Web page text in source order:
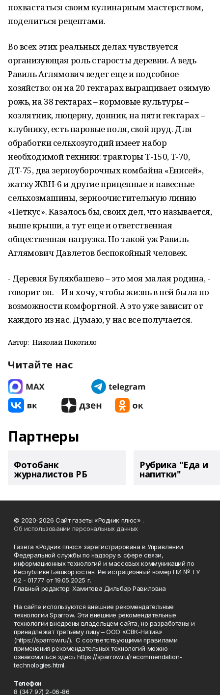
похвастаться своим кулинарным мастерством,
поделиться рецептами.
Во всех этих реальных делах чувствуется
организующая роль старосты деревни. А ведь
Равиль Аглямович ведет еще и подсобное
хозяйство: он на 20 гектарах выращивает озимую
рожь, на 38 гектарах – кормовые культуры –
козлятник, люцерну, донник, на пяти гектарах –
клубнику, есть паровые поля, свой пруд. Для
обработки сельхозугодий имеет набор
необходимой техники: тракторы Т-150, Т-70,
ДТ-75, два зерноуборочных комбайна «Енисей»,
жатку ЖВН-6 и другие прицепные и навесные
сельхозмашины, зерноочистительную линию
«Петкус». Казалось бы, своих дел, что называется,
выше крыши, а тут еще и ответственная
общественная нагрузка. Но такой уж Равиль
Аглямович Давлетов беспокойный человек.
- Деревня Булякбашево – это моя малая родина, -
говорит он. – И я хочу, чтобы жизнь в ней была по
возможности комфортной. А это уже зависит от
каждого из нас. Думаю, у нас все получается.
Автор: Николай Покотило
Читайте нас
Партнеры
Фотобанк
журналистов РБ
Рубрика "Еда и
напитки"
© 2020-2026 Сайт газеты «Родник плюс» .
Об использовании персональных данных
Газета «Родник плюс» зарегистрирована в Управлении
Федеральной службы по надзору в сфере связи,
информационных технологий и массовых коммуникаций по
Республике Башкортостан. Регистрационный номер ПИ № ТУ
02 - 01777 от 19.05.2025 г.
Главный редактор: Хамитова Дильбар Равиловна
На сайте используются внешние рекомендательные
технологии Sparrow. Эти внешние рекомендательные
технологии внедрены владельцем сайта, но разработаны и
принадлежат третьему лицу – ООО «СВК-Натив»
(https://sparrow.ru/). С соответствующими правилами
применения рекомендательных технологий можно
ознакомиться здесь https://sparrow.ru/recommendation-
technologies.html.
Телефон
8 (347 97) 2-06-86